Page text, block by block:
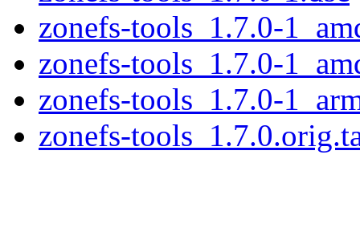
zonefs-tools_1.7.0-
zonefs-tools_1.7.0-
zonefs-tools_1.7.0-
zonefs-